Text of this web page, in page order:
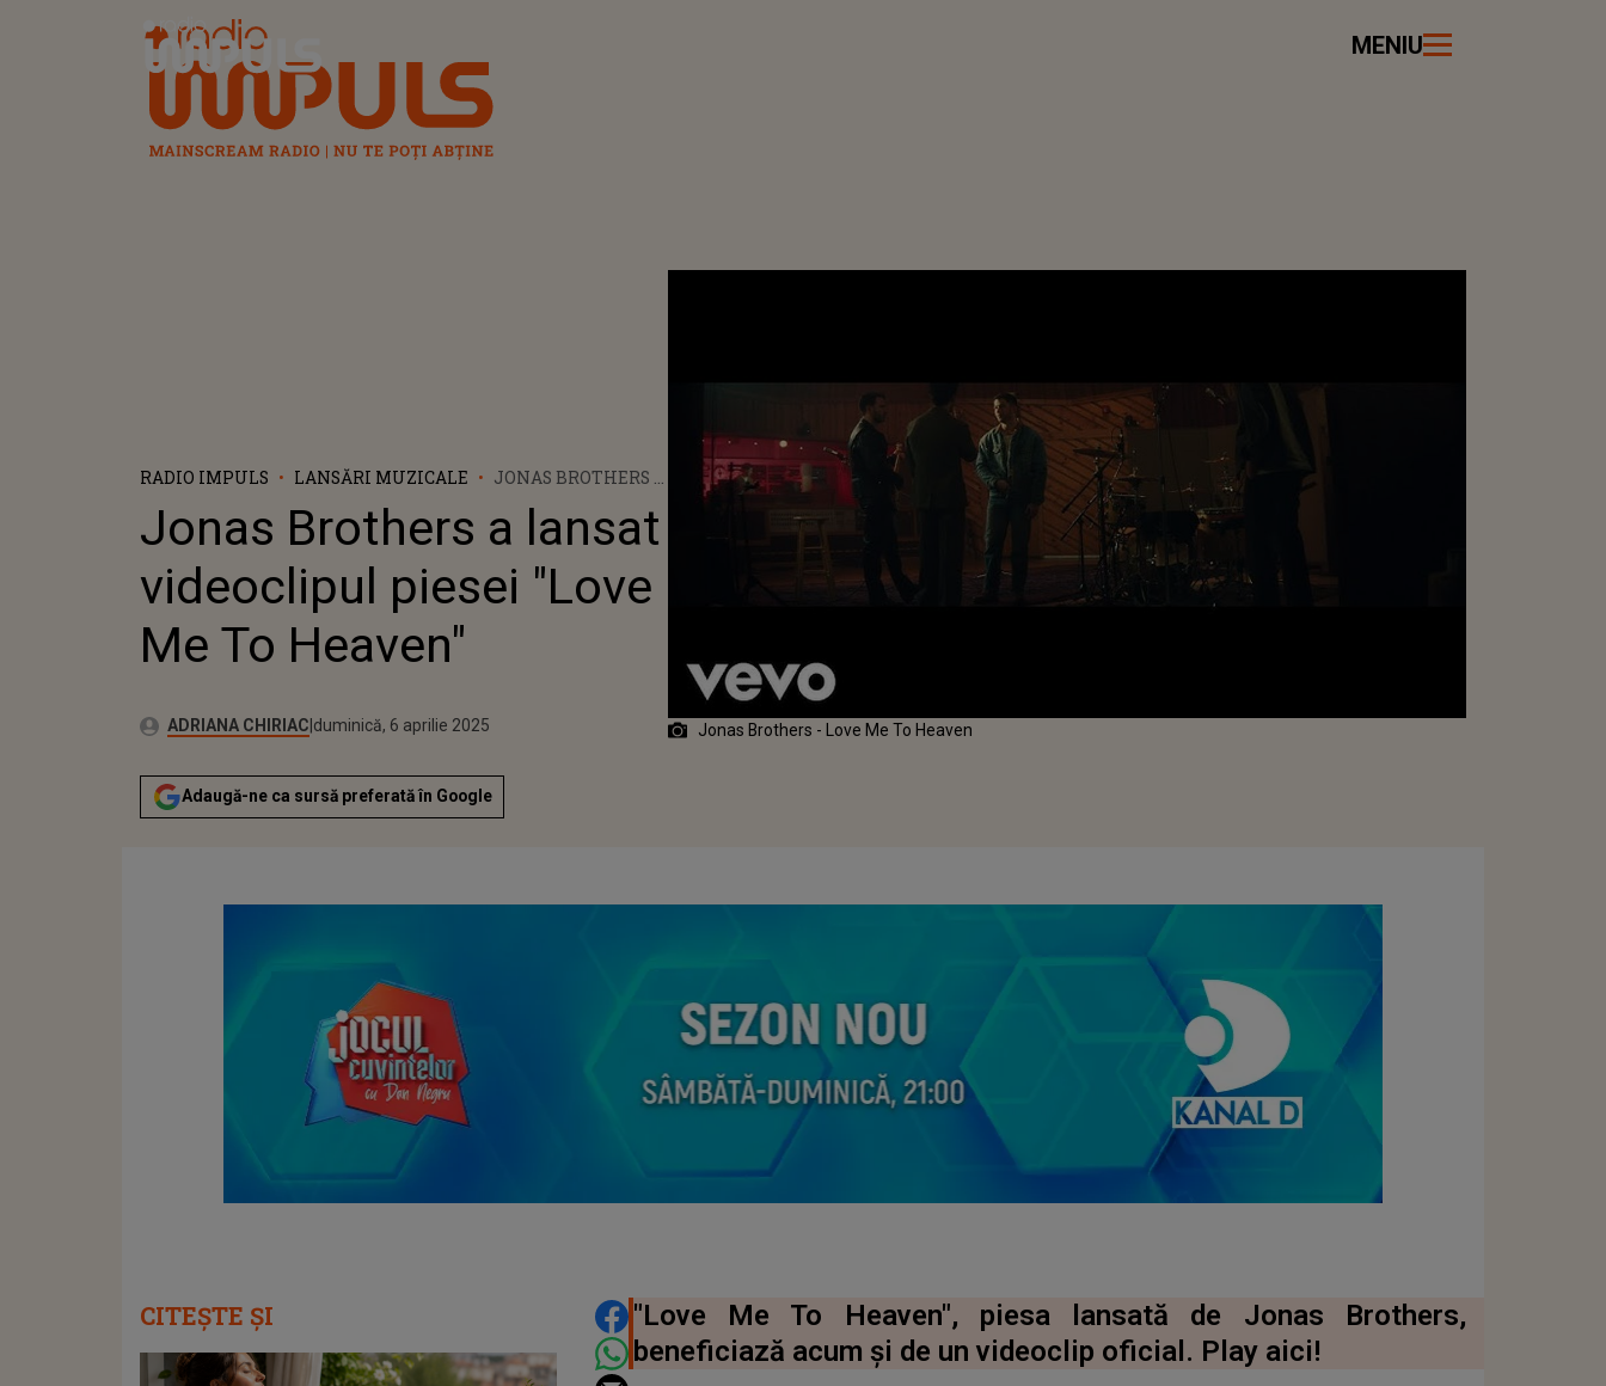
Radio Impuls MENIU
RADIO IMPULS LANSĂRI MUZICALE
JONAS BROTHERS A
VIDEOCLIPUL
PIESEI "LOVE ME TO
HEAVEN"
Jonas Brothers a lansat
videoclipul piesei "Love
Me To Heaven"
Autor:ADRIANA CHIRIACPublicat:
duminică, 6 aprilie 2025
Actualizat:
duminică, 6 aprilie 2025
Adaugă-ne ca sursă preferată în Google
Jonas Brothers - Love Me To Heaven
DISTRIBUIE ARTICOLUL
"Love Me To Heaven", piesa lansată de Jonas Brothers,
beneficiază acum și de un videoclip oficial. Play aici!
CITEȘTE ȘI